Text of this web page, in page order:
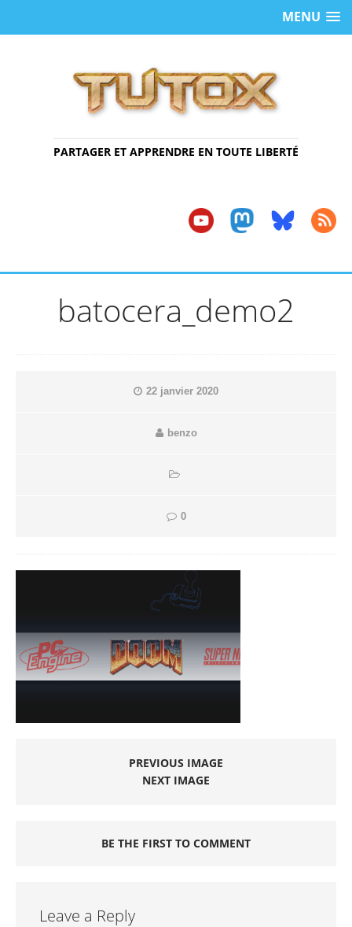
MENU
PARTAGER ET APPRENDRE EN TOUTE LIBERTÉ
batocera_demo2
22 janvier 2020
benzo
0
PREVIOUS IMAGE
NEXT IMAGE
BE THE FIRST TO COMMENT
Leave a Reply